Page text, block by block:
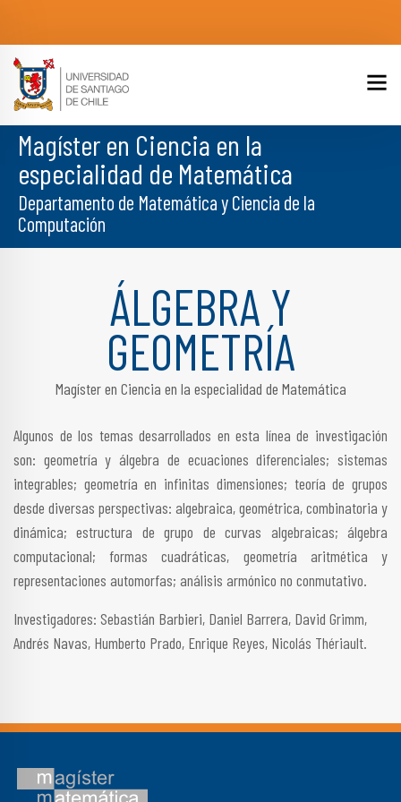
Magíster en Ciencia en la
especialidad de Matemática
Departamento de Matemática y Ciencia de la
Computación
ÁLGEBRA Y
GEOMETRÍA
Magíster en Ciencia en la especialidad de Matemática
Algunos de los temas desarrollados en esta línea de investigación
son: geometría y álgebra de ecuaciones diferenciales; sistemas
integrables; geometría en infinitas dimensiones; teoría de grupos
desde diversas perspectivas: algebraica, geométrica, combinatoria y
dinámica; estructura de grupo de curvas algebraicas; álgebra
computacional; formas cuadráticas, geometría aritmética y
representaciones automorfas; análisis armónico no conmutativo.
Investigadores: Sebastián Barbieri, Daniel Barrera, David Grimm,
Andrés Navas, Humberto Prado, Enrique Reyes, Nicolás Thériault.